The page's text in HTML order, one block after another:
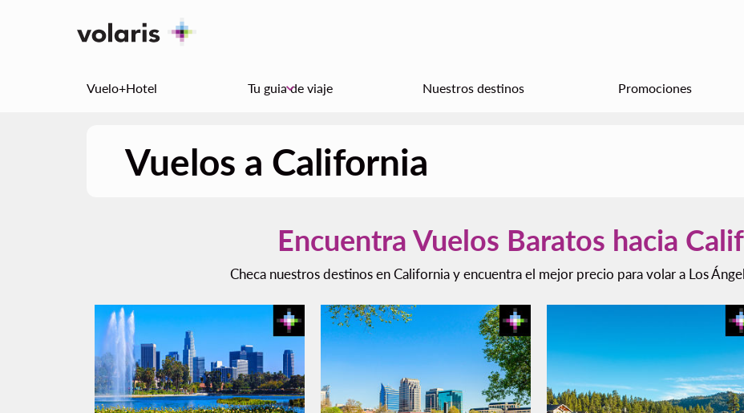
Vuelo+Hotel Tu guia de viaje
keyboard_arrow_down Nuestros destinos Promociones
Vuelos a California
Encuentra Vuelos Baratos hacia
Checa nuestros destinos en California y encuentra el mejor precio para volar a Los